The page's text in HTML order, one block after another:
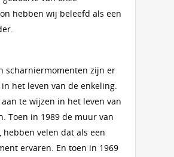
hebben wij beleefd als een
scharniermomenten zijn er
het leven van de enkeling.
aan te wijzen in het leven van
Toen in 1989 de muur van
hebben velen dat als een
ervaren. En toen in 1969